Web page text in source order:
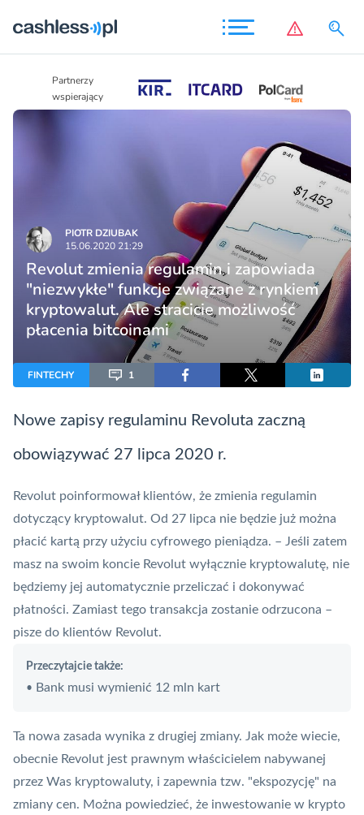
Partnerzy
wspierający
PIOTR DZIUBAK
15.06.2020 21:29
Revolut zmienia regulamin i zapowiada
"niezwykłe" funkcje związane z rynkiem
kryptowalut. Ale stracicie możliwość
płacenia bitcoinami
FINTECHY 1
Nowe zapisy regulaminu Revoluta zaczną
obowiązywać 27 lipca 2020 r.
Revolut poinformował klientów, że zmienia regulamin
dotyczący kryptowalut. Od 27 lipca nie będzie już można
płacić kartą przy użyciu cyfrowego pieniądza. – Jeśli zatem
masz na swoim koncie Revolut wyłącznie kryptowalutę, nie
będziemy jej automatycznie przeliczać i dokonywać
płatności. Zamiast tego transakcja zostanie odrzucona –
pisze do klientów Revolut.
Przeczytajcie także:
• Bank musi wymienić 12 mln kart
Ta nowa zasada wynika z drugiej zmiany. Jak może wiecie,
obecnie Revolut jest prawnym właścicielem nabywanej
przez Was kryptowaluty, i zapewnia tzw. "ekspozycję" na
zmiany cen. Można powiedzieć, że inwestowanie w krypto